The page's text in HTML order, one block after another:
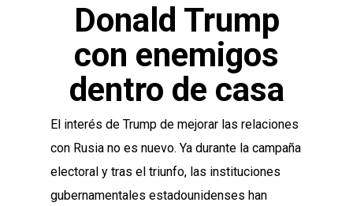
Donald Trump
con enemigos
dentro de casa
El interés de Trump de mejorar las relaciones
con Rusia no es nuevo. Ya durante la campaña
electoral y tras el triunfo, las instituciones
gubernamentales estadounidenses han